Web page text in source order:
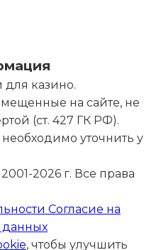
для казино.
на сайте, не
(ст. 427 ГК РФ).
уточнить у
2026 г. Все права
Согласие на
данных
, чтобы улучшить